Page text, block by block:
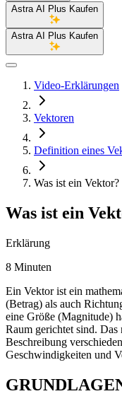
Astra AI Plus Kaufen
Astra AI Plus Kaufen
Video-Erklärungen
Vektoren
Definition eines
Was ist ein Vektor?
Was ist ein
Erklärung
8 Minuten
Ein Vektor ist ein
(Betrag) als auch
eine Größe (Magnitude)
Raum gerichtet sind.
Beschreibung
Geschwindigkeiten und